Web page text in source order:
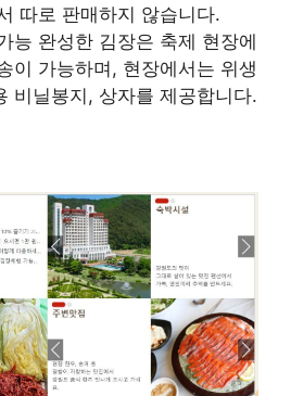
따로 판매하지 않습니다.
능 완성한 김장은 축제 현장에
이 가능하며, 현장에서는 위생
비닐봉지, 상자를 제공합니다.